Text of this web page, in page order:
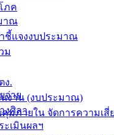
าณ
ชี้แจงงบประมาณ
ม
ง.
งาน (งบประมาณ)
มภายใน จัดการความเสี่
ภค
จ่าย
งศิลา
ะเมินผลฯ